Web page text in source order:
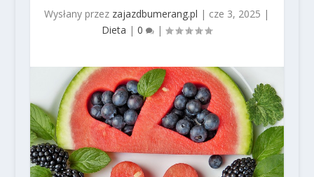
Wysłany przez zajazdbumerang.pl | cze 3, 2025 |
Dieta |0 |